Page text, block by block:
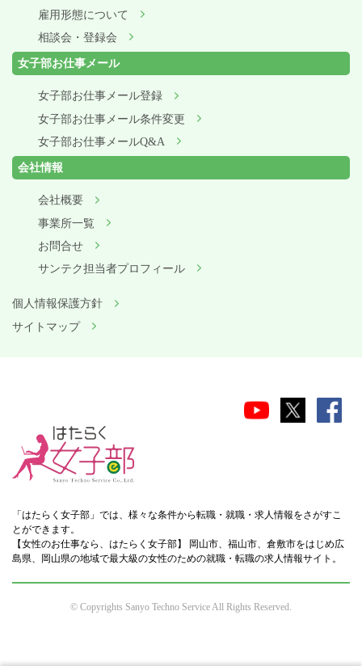
雇用形態について
相談会・登録会
女子部お仕事メール
女子部お仕事メール登録
女子部お仕事メール条件変更
女子部お仕事メールQ&A
会社情報
会社概要
事業所一覧
お問合せ
サンテク担当者プロフィール
個人情報保護方針
サイトマップ
「はたらく女子部」では、様々な条件から転職・就職・求人情報をさがすこ
とができます。
【女性のお仕事なら、はたらく女子部】 岡山市、福山市、倉敷市をはじめ広
島県、岡山県の地域で最大級の女性のための就職・転職の求人情報サイト。
© Copyrights Sanyo Techno Service All Rights Reserved.